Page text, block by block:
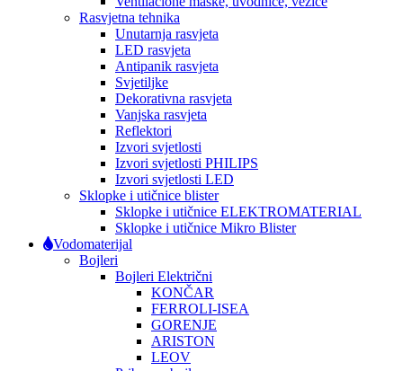
Rasvjetna tehnika
Unutarnja rasvjeta
LED rasvjeta
Antipanik rasvjeta
Svjetiljke
Dekorativna rasvjeta
Vanjska rasvjeta
Reflektori
Izvori svjetlosti
Izvori svjetlosti PHILIPS
Izvori svjetlosti LED
Sklopke i utičnice blister
Sklopke i utičnice ELEKTROMATERIAL
Sklopke i utičnice Mikro Blister
Vodomaterijal
Bojleri
Bojleri Električni
KONČAR
FERROLI-ISEA
GORENJE
ARISTON
LEOV